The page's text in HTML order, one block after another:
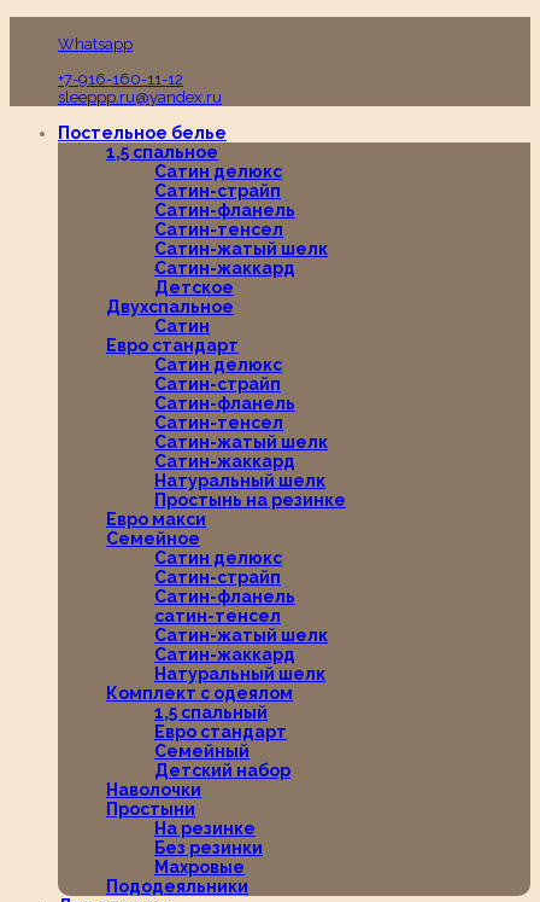
Whatsapp
+7-916-160-11-12
sleeppp.ru@yandex.ru
Постельное белье
1,5 спальное
Сатин делюкс
Сатин-страйп
Сатин-фланель
Сатин-тенсел
Сатин-жатый шелк
Сатин-жаккард
Детское
Двухспальное
Сатин
Евро стандарт
Сатин делюкс
Сатин-страйп
Сатин-фланель
Сатин-тенсел
Сатин-жатый шелк
Сатин-жаккард
Натуральный шелк
Простынь на резинке
Евро макси
Семейное
Сатин делюкс
Сатин-страйп
Сатин-фланель
сатин-тенсел
Сатин-жатый шелк
Сатин-жаккард
Натуральный шелк
Комплект с одеялом
1,5 спальный
Евро стандарт
Семейный
Детский набор
Наволочки
Простыни
На резинке
Без резинки
Махровые
Пододеяльники